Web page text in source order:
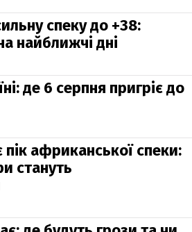
спеку до +38:
найближчі дні
де 6 серпня пригріє до
пік африканської спеки:
стануть